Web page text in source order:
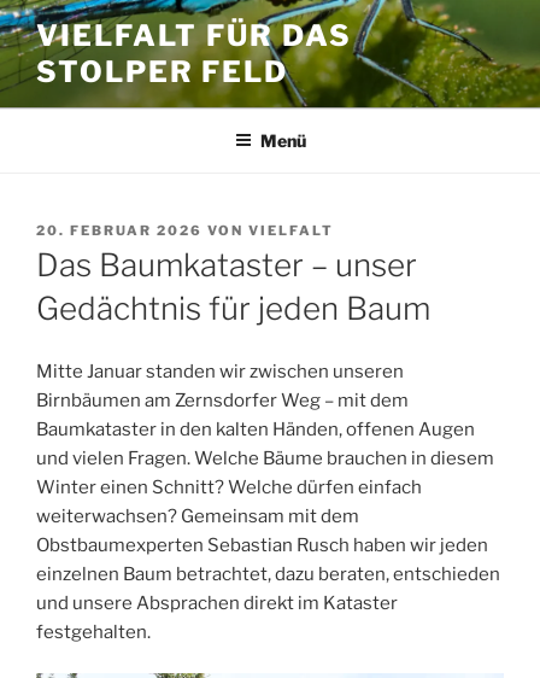
Zum
Inhalt
springen
VIELFALT FÜR DAS
STOLPER FELD
Menü
VERÖFFENTLICHT
AM
20. FEBRUAR 2026 VON VIELFALT
Das Baumkataster – unser
Gedächtnis für jeden Baum
Mitte Januar standen wir zwischen unseren
Birnbäumen am Zernsdorfer Weg – mit dem
Baumkataster in den kalten Händen, offenen Augen
und vielen Fragen. Welche Bäume brauchen in diesem
Winter einen Schnitt? Welche dürfen einfach
weiterwachsen? Gemeinsam mit dem
Obstbaumexperten Sebastian Rusch haben wir jeden
einzelnen Baum betrachtet, dazu beraten, entschieden
und unsere Absprachen direkt im Kataster
festgehalten.